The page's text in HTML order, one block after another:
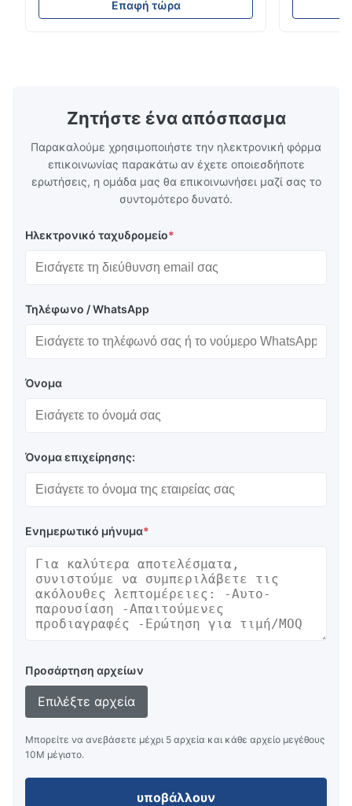
Good quality stainless steel coil. The delivery was on time and
310S 316L 321 ASTM A240 Προδιαγραφές
προϊόντος Όνομα προϊόντος Πηνίο /
Επαφή τώρα
χάλυβας
Ζητήστε ένα απόσπασμα
Παρακαλούμε χρησιμοποιήστε την ηλεκτρονική φόρμα
επικοινωνίας παρακάτω αν έχετε οποιεσδήποτε
ερωτήσεις, η ομάδα μας θα επικοινωνήσει μαζί σας το
συντομότερο δυνατό.
Ηλεκτρονικό ταχυδρομείο*
Τηλέφωνο / WhatsApp
Όνομα
Όνομα επιχείρησης:
Ενημερωτικό μήνυμα*
Προσάρτηση αρχείων
Επιλέξτε αρχεία
Μπορείτε να ανεβάσετε μέχρι 5 αρχεία και κάθε αρχείο μεγέθους
10M μέγιστο.
υποβάλλουν